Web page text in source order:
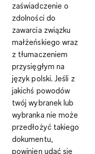
zaświadczenie o
zdolności do
zawarcia związku
małżeńskiego wraz
z tłumaczeniem
przysięgłym na
język polski. Jeśli z
jakichś powodów
twój wybranek lub
wybranka nie może
przedłożyć takiego
dokumentu,
powinien udać się